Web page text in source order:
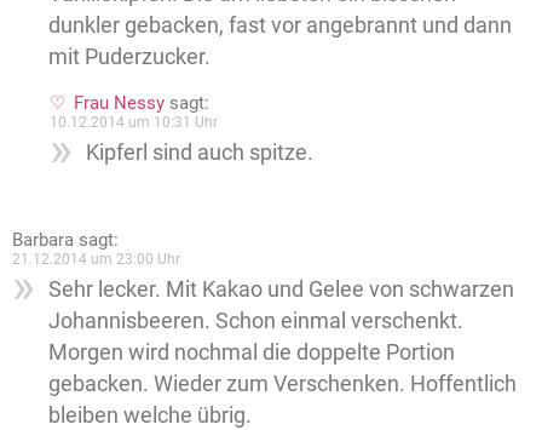
dunkler gebacken, fast vor angebrannt und dann
mit Puderzucker.
Frau Nessy sagt:
10.12.2014 um 10:31 Uhr
Kipferl sind auch spitze.
Barbara sagt:
21.12.2014 um 23:00 Uhr
Sehr lecker. Mit Kakao und Gelee von schwarzen
Johannisbeeren. Schon einmal verschenkt.
Morgen wird nochmal die doppelte Portion
gebacken. Wieder zum Verschenken. Hoffentlich
bleiben welche übrig.